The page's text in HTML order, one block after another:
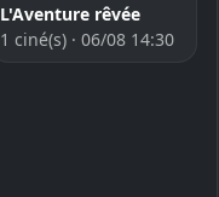
L'Aventure rêvée
1 ciné(s) · 06/08 14:30